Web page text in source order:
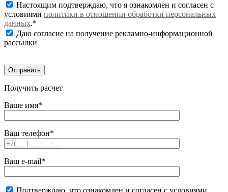
Настоящим подтверждаю, что я ознакомлен и согласен с
условиями политики в отношении обработки персональных
данных.*
Даю согласие на получение рекламно-информационной
рассылки
Получить расчет
Ваше имя*
Ваш телефон*
Ваш e-mail*
Подтверждаю, что ознакомлен и согласен с условиями